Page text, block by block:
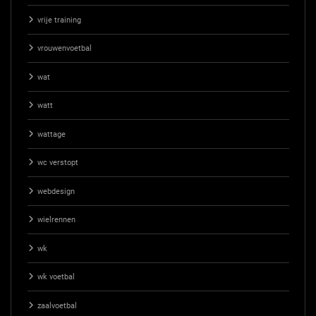
vrije training
vrouwenvoetbal
wat
watt
wattage
wc verstopt
webdesign
wielrennen
wk
wk voetbal
zaalvoetbal